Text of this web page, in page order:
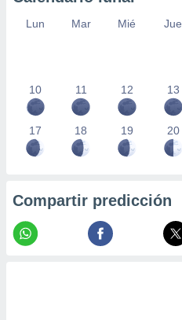
Lun Mar Mié Jue
10 11 12 13
17 18 19 20
Compartir predicción